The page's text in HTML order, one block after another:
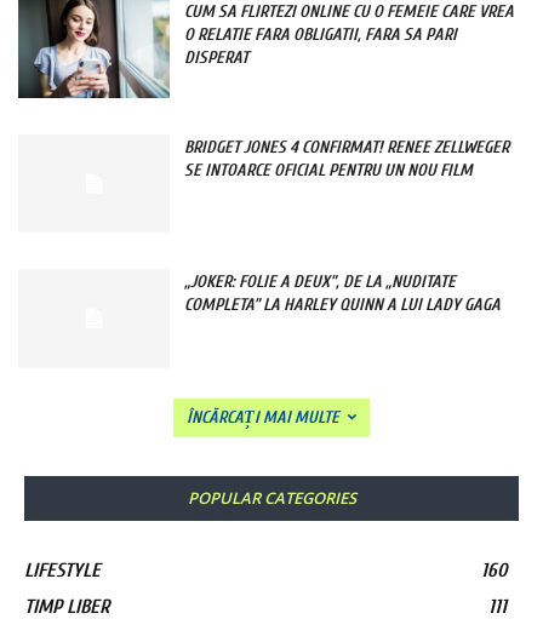
CUM SA FLIRTEZI ONLINE CU O FEMEIE CARE VREA
O RELATIE FARA OBLIGATII, FARA SA PARI
DISPERAT
BRIDGET JONES 4 CONFIRMAT! RENEE ZELLWEGER
SE INTOARCE OFICIAL PENTRU UN NOU FILM
„JOKER: FOLIE A DEUX”, DE LA „NUDITATE
COMPLETA” LA HARLEY QUINN A LUI LADY GAGA
ÎNCĂRCAȚI MAI MULTE
POPULAR CATEGORIES
LIFESTYLE
160
TIMP LIBER
111